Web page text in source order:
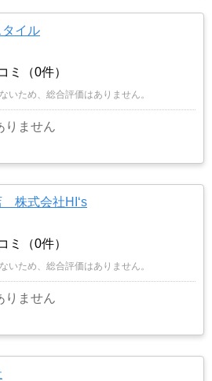
イル
ミ（0件）
いため、総合評価はありません。
りません
株式会社HI‘s
ミ（0件）
いため、総合評価はありません。
りません